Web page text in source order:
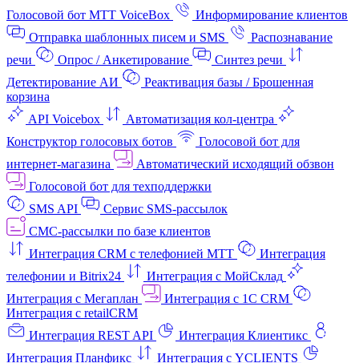
Голосовой бот МТТ VoiceBox
Информирование клиентов
Отправка шаблонных писем и SMS
Распознавание
речи
Опрос / Анкетирование
Синтез речи
Детектирование АИ
Реактивация базы / Брошенная
корзина
API Voicebox
Автоматизация кол‑центра
Конструктор голосовых ботов
Голосовой бот для
интернет‑магазина
Автоматический исходящий обзвон
Голосовой бот для техподдержки
SMS API
Сервис SMS-рассылок
СМС-рассылки по базе клиентов
Интеграция CRM с телефонией МТТ
Интеграция
телефонии и Bitrix24
Интеграция с МойСклад
Интеграция с Мегаплан
Интеграция с 1C CRM
Интеграция с retailCRM
Интеграция REST API
Интеграция Клиентикс
Интеграция Планфикс
Интеграция с YCLIENTS